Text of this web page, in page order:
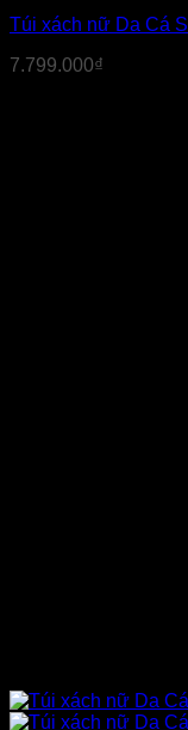
Túi xách nữ Da Cá
7.799.000₫